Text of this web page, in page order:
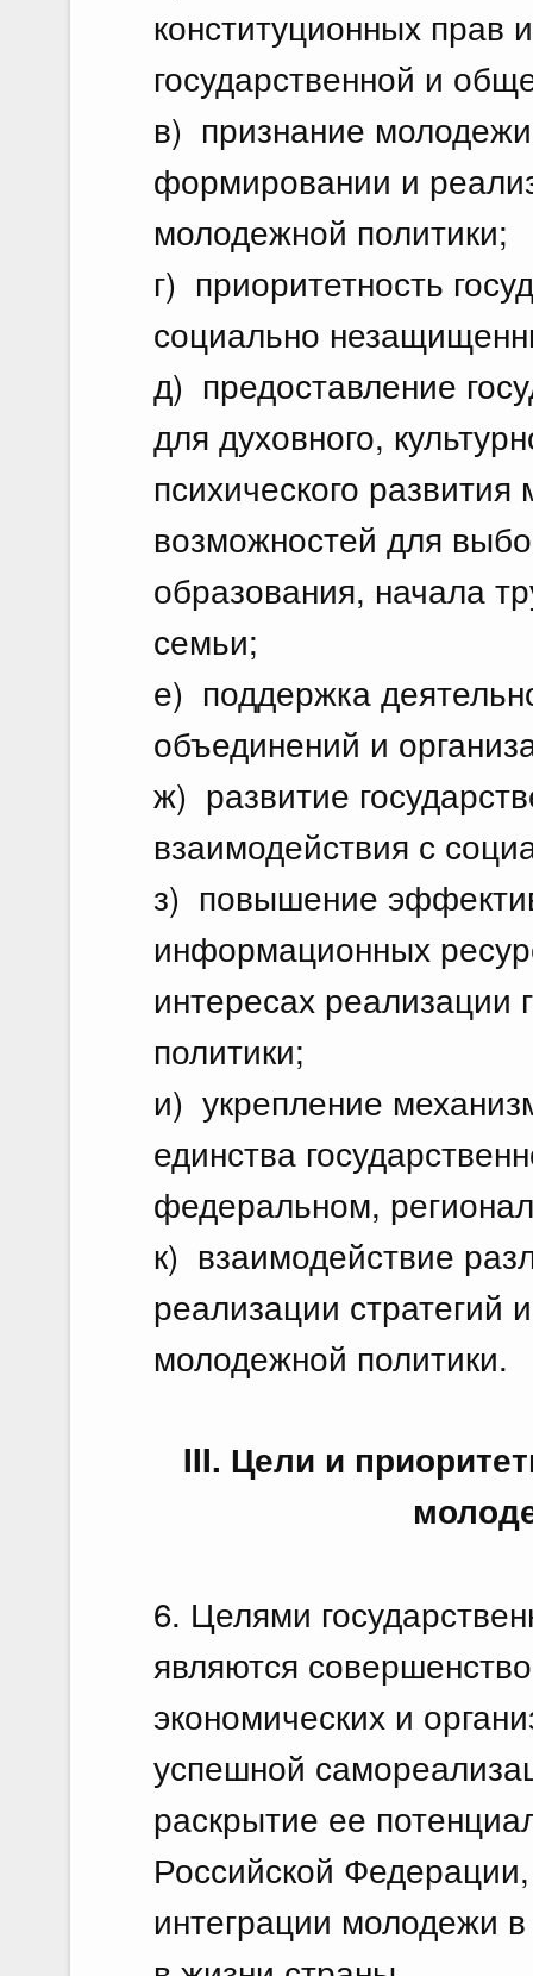
конституционных прав
государственной и
в) признание
формировании и
молодежной политики;
г) приоритетность
социально
д) предоставление
для духовного,
психического
возможностей для
образования, начала
семьи;
е) поддержка
объединений и
ж) развитие
взаимодействия с
з) повышение
информационных
интересах реализации
политики;
и) укрепление
единства
федеральном,
к) взаимодействие
реализации стратегий
молодежной политики.
III. Цели и
6. Целями
являются
экономических и
успешной
раскрытие ее
Российской
интеграции молодежи